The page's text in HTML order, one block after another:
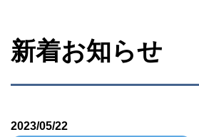
新着お知らせ
2023/05/22